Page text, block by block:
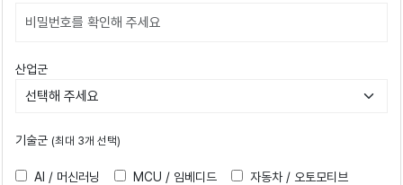
비밀번호확인
산업군
기술군 (최대 3개 선택)
AI / 머신러닝 MCU / 임베디드 자동차 / 오토모티브